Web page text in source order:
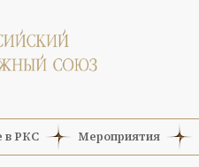
в РКС Мероприятия